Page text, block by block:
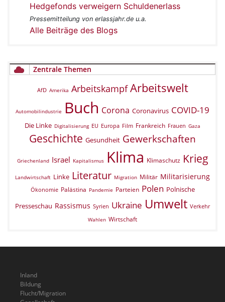
Hedgefonds verweigern Schuldenerlass
Pressemitteilung von erlassjahr.de u.a.
Alle Beiträge des Blogs
Zentrale Themen
AfD Amerika Arbeitskampf Arbeitswelt
Automobilindustrie Buch Corona Coronavirus COVID-19
Die Linke Digitalisierung EU Europa Film Frankreich Frauen Gaza
Geschichte Gesundheit Gewerkschaften
Griechenland Israel Kapitalismus Klima Klimaschutz Krieg
Landwirtschaft Linke Literatur Migration Militär Militarisierung
Ökonomie Palästina Pandemie Parteien Polen Polnische
Presseschau Rassismus Syrien Ukraine Umwelt Verkehr
Wahlen Wirtschaft
Inland
Bildung
Flucht/Migration